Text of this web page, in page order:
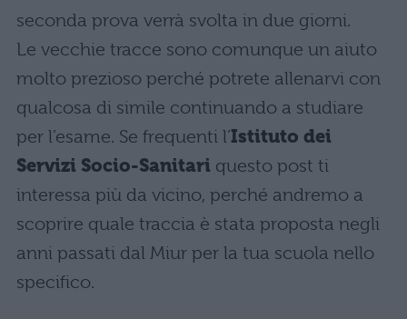
seconda prova verrà svolta in due giorni.
Le vecchie tracce sono comunque un aiuto
molto prezioso perché potrete allenarvi con
qualcosa di simile continuando a studiare
per l’esame. Se frequenti l’Istituto dei
Servizi Socio-Sanitari questo post ti
interessa più da vicino, perché andremo a
scoprire quale traccia è stata proposta negli
anni passati dal Miur per la tua scuola nello
specifico.